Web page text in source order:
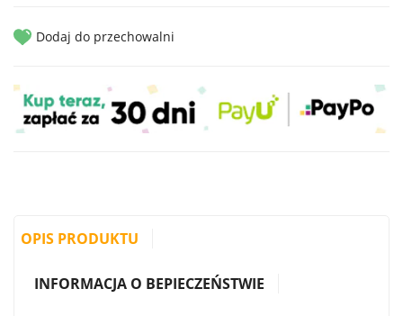
Dodaj do przechowalni
OPIS PRODUKTU
INFORMACJA O BEPIECZEŃSTWIE